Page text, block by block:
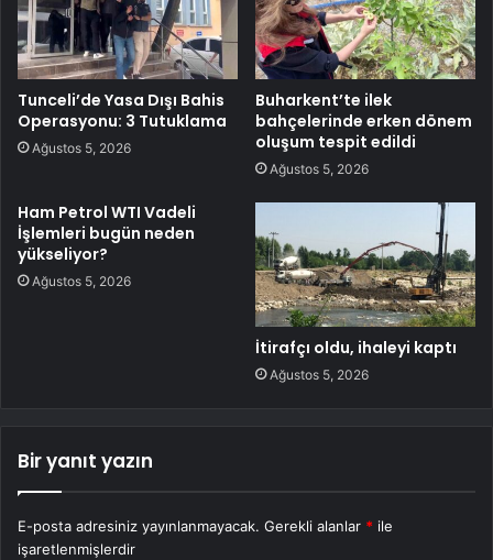
Tunceli’de Yasa Dışı Bahis
Operasyonu: 3 Tutuklama
Ağustos 5, 2026
Buharkent’te ilek
bahçelerinde erken dönem
oluşum tespit edildi
Ağustos 5, 2026
Ham Petrol WTI Vadeli
İşlemleri bugün neden
yükseliyor?
Ağustos 5, 2026
İtirafçı oldu, ihaleyi kaptı
Ağustos 5, 2026
Bir yanıt yazın
E-posta adresiniz yayınlanmayacak. Gerekli alanlar * ile
işaretlenmişlerdir